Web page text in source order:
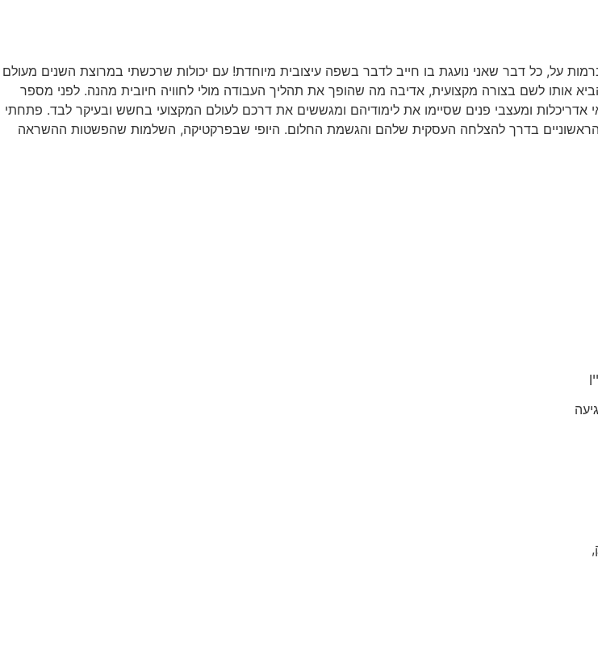
על, כל דבר שאני נועגת בו חייב לדבר בשפה עיצובית מיוחדת! עם יכולות שרכשתי במרוצת השנים מעולם
אותו לשם בצורה מקצועית, אדיבה מה שהופך את תהליך העבודה מולי לחוויה חיובית מהנה. לפני מספר
ומעצבי פנים שסיימו את לימודיהם ומגששים את דרכם לעולם המקצועי בחשש ובעיקר לבד. פתחתי
בדרך להצלחה העסקית שלהם והגשמת החלום. היופי שבפרקטיקה, השלמות שהפשטות ההשראה